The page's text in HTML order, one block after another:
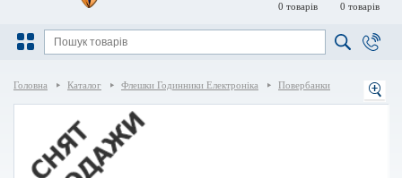
0 товарів
0 товарів
Головна Каталог Флешки Годинники Електроніка Повербанки